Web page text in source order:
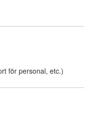
för personal, etc.)